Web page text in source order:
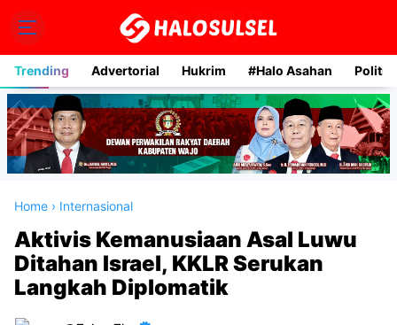
Trending Advertorial Hukrim #Halo Asahan Politik
Home › Internasional
Aktivis Kemanusiaan Asal Luwu
Ditahan Israel, KKLR Serukan
Langkah Diplomatik